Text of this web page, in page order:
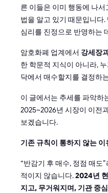
른 이들은 이미 행동에 나
법을 알고 있기 때문입니다
심리를 진정으로 반영하는
암호화폐 업계에서 강세장
한 학문적 지식이 아니라,
닥에서 매수할지를 결정하
이 글에서는 추세를 파악하
2025~2026년 시장이 이전
보겠습니다.
기존 규칙이 통하지 않는 이
“반감기 후 매수, 정점 매도
적이지 않습니다.2024년
지고, 무거워지며, 기관 중